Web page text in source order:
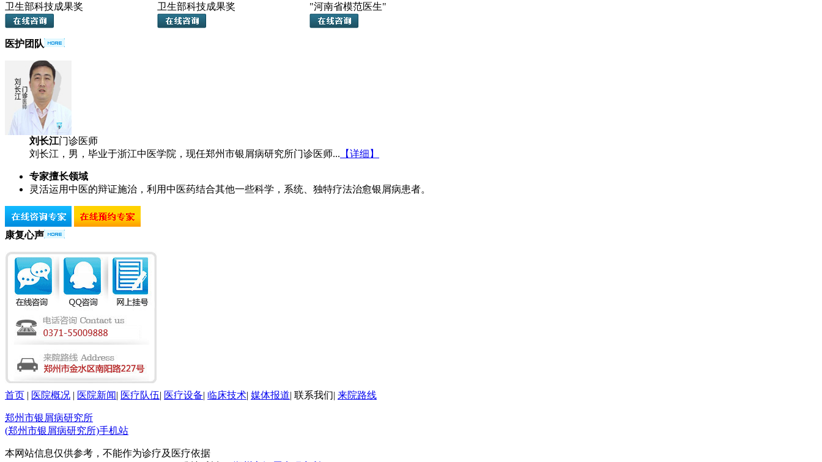
卫生部科技成果奖
卫生部科技成果奖
"河南省模范医生"
医护团队
刘长江门诊医师
刘长江，男，毕业于浙江中医学院，现任郑州市银屑病研究所门诊医师... 【详细】
专家擅长领域
灵活运用中医的辩证施治，利用中医药结合其他一些科学，系统、独特疗法治愈银屑病患者。
康复心声
首页 | 医院概况 | 医院新闻| 医疗队伍| 医疗设备| 临床技术| 媒体报道| 联系我们| 来院路线
郑州市银屑病研究所
(郑州市银屑病研究所)手机站
本网站信息仅供参考，不能作为诊疗及医疗依据